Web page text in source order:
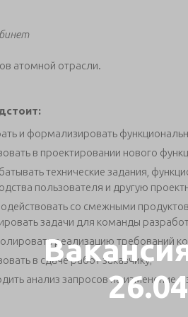
атомной отрасли.
и формализировать
в проектировании нового
технические задания,
пользователя и другую
со смежными
задачи для команды
реализацию требований
в сдаче работ заказчику;
анализ запросов на изменение